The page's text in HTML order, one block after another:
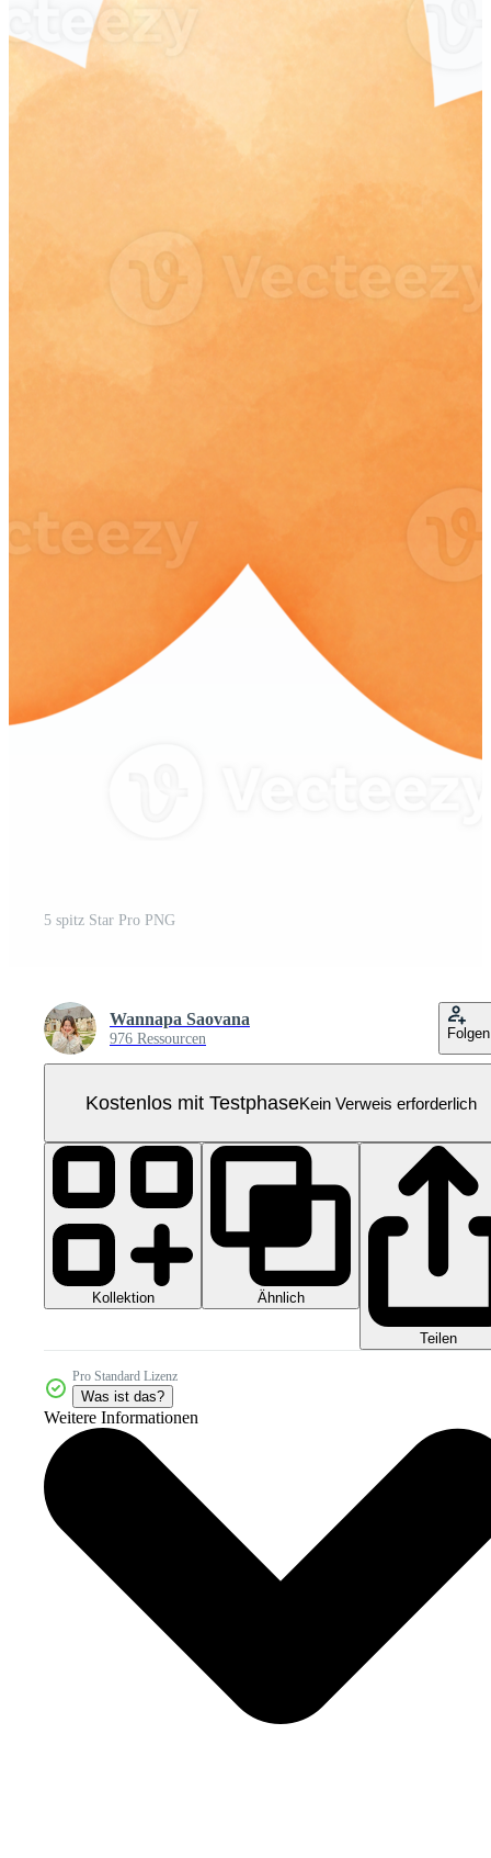
5 spitz Star Pro PNG
Wannapa Saovana
976 Ressourcen Folgen
Kostenlos mit TestphaseKein Verweis erforderlich
Kollektion Ähnlich
Teilen
Pro Standard Lizenz
Was ist das?
Weitere Informationen